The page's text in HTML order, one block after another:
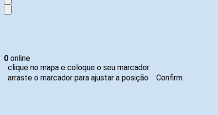
0 online
clique no mapa e coloque o seu marcador
arraste o marcador para ajustar a posição
Confirm